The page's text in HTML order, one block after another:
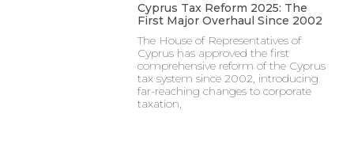
Cyprus Tax Reform 2025: The
First Major Overhaul Since 2002
The House of Representatives of
Cyprus has approved the first
comprehensive reform of the Cyprus
tax system since 2002, introducing
far-reaching changes to corporate
taxation,